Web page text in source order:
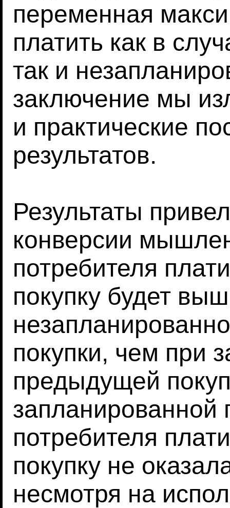
переменная
платить как в
так и
заключение мы
и практические
результатов.
Результаты
конверсии
потребителя
покупку будет
покупки, чем при
предыдущей
запланированной
потребителя
покупку не
несмотря на